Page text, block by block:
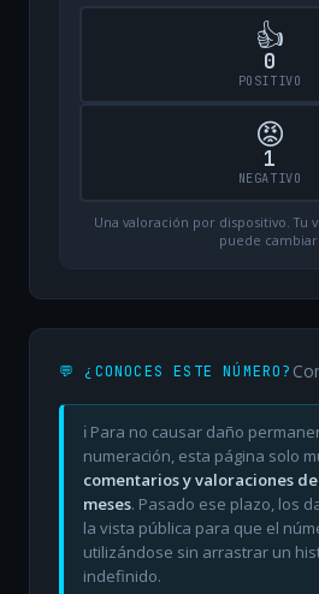
👍
0
POSITIVO
😡
1
NEGATIVO
Una valoración por dispositivo. Tu
puede cambiar.
💬 ¿CONOCES ESTE NÚMERO?
ℹ️ Para no causar daño
numeración, esta página solo
comentarios y valoraciones
meses. Pasado ese plazo, los
la vista pública para que el
utilizándose sin arrastrar un
indefinido.